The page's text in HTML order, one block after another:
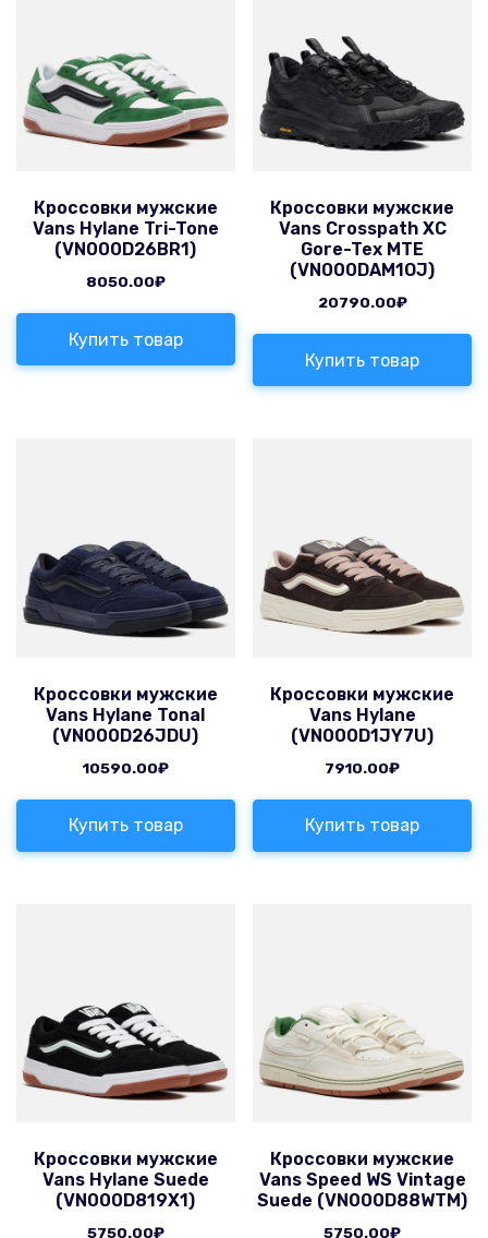
Кроссовки мужские
Vans Hylane Tri-Tone
(VN000D26BR1)
8050.00₽
Купить товар
Кроссовки мужские
Vans Crosspath XC
Gore-Tex MTE
(VN000DAM1OJ)
20790.00₽
Купить товар
Кроссовки мужские
Vans Hylane Tonal
(VN000D26JDU)
10590.00₽
Купить товар
Кроссовки мужские
Vans Hylane
(VN000D1JY7U)
7910.00₽
Купить товар
Кроссовки мужские
Vans Hylane Suede
(VN000D819X1)
5750.00₽
Кроссовки мужские
Vans Speed WS Vintage
Suede (VN000D88WTM)
5750.00₽